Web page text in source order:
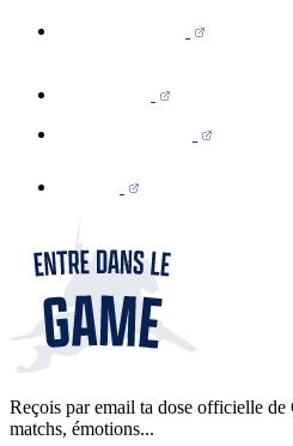
Reçois par email ta dose officielle
matchs, émotions...